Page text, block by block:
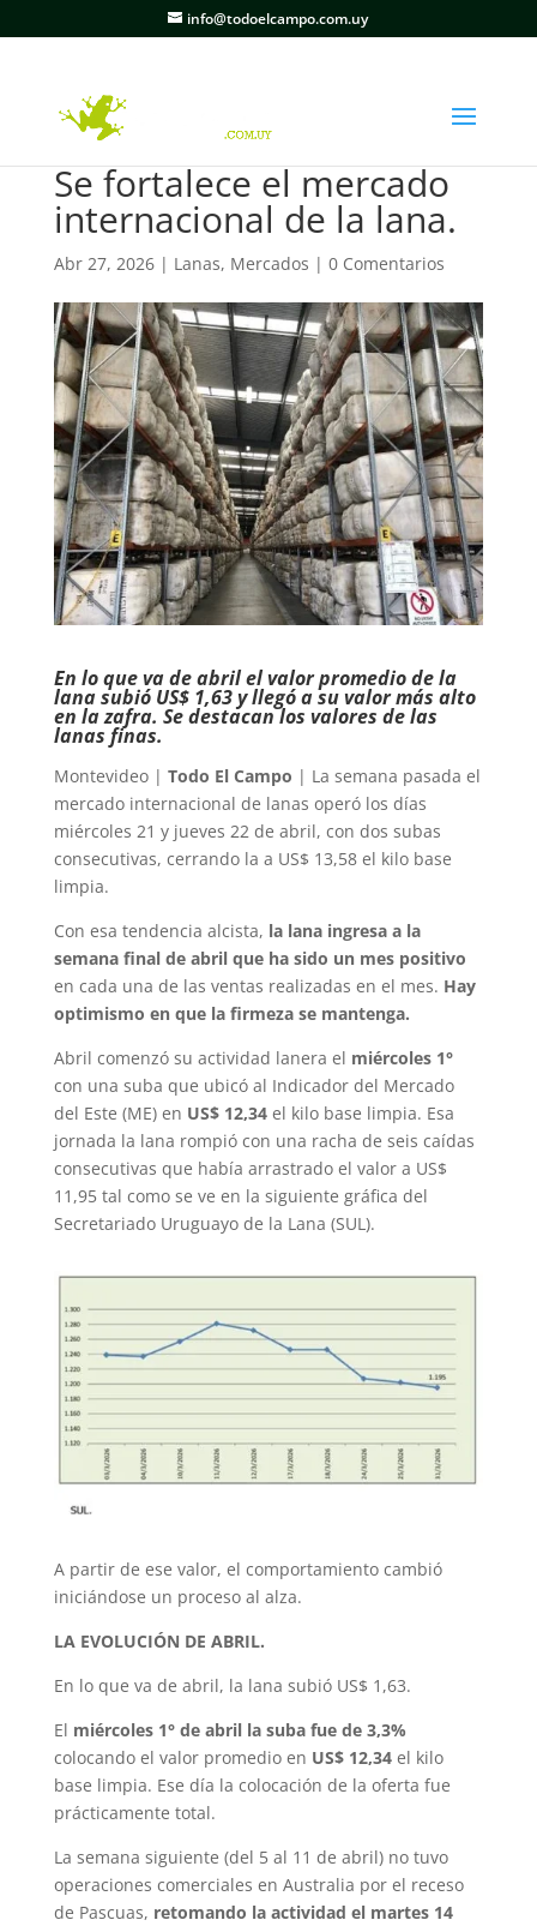
info@todoelcampo.com.uy
Se fortalece el mercado
internacional de la lana.
Abr 27, 2026| Lanas, Mercados | 0 Comentarios
En lo que va de abril el valor promedio de la
lana subió US$ 1,63 y llegó a su valor más alto
en la zafra. Se destacan los valores de las
lanas finas.
Montevideo | Todo El Campo | La semana pasada el
mercado internacional de lanas operó los días
miércoles 21 y jueves 22 de abril, con dos subas
consecutivas, cerrando la a US$ 13,58 el kilo base
limpia.
Con esa tendencia alcista, la lana ingresa a la
semana final de abril que ha sido un mes positivo
en cada una de las ventas realizadas en el mes. Hay
optimismo en que la firmeza se mantenga.
Abril comenzó su actividad lanera el miércoles 1°
con una suba que ubicó al Indicador del Mercado
del Este (ME) en US$ 12,34 el kilo base limpia. Esa
jornada la lana rompió con una racha de seis caídas
consecutivas que había arrastrado el valor a US$
11,95 tal como se ve en la siguiente gráfica del
Secretariado Uruguayo de la Lana (SUL).
A partir de ese valor, el comportamiento cambió
iniciándose un proceso al alza.
LA EVOLUCIÓN DE ABRIL.
En lo que va de abril, la lana subió US$ 1,63.
El miércoles 1° de abril la suba fue de 3,3%
colocando el valor promedio en US$ 12,34el kilo
base limpia. Ese día la colocación de la oferta fue
prácticamente total.
La semana siguiente (del 5 al 11 de abril) no tuvo
operaciones comerciales en Australia por el receso
de Pascuas, retomando la actividad el martes 14